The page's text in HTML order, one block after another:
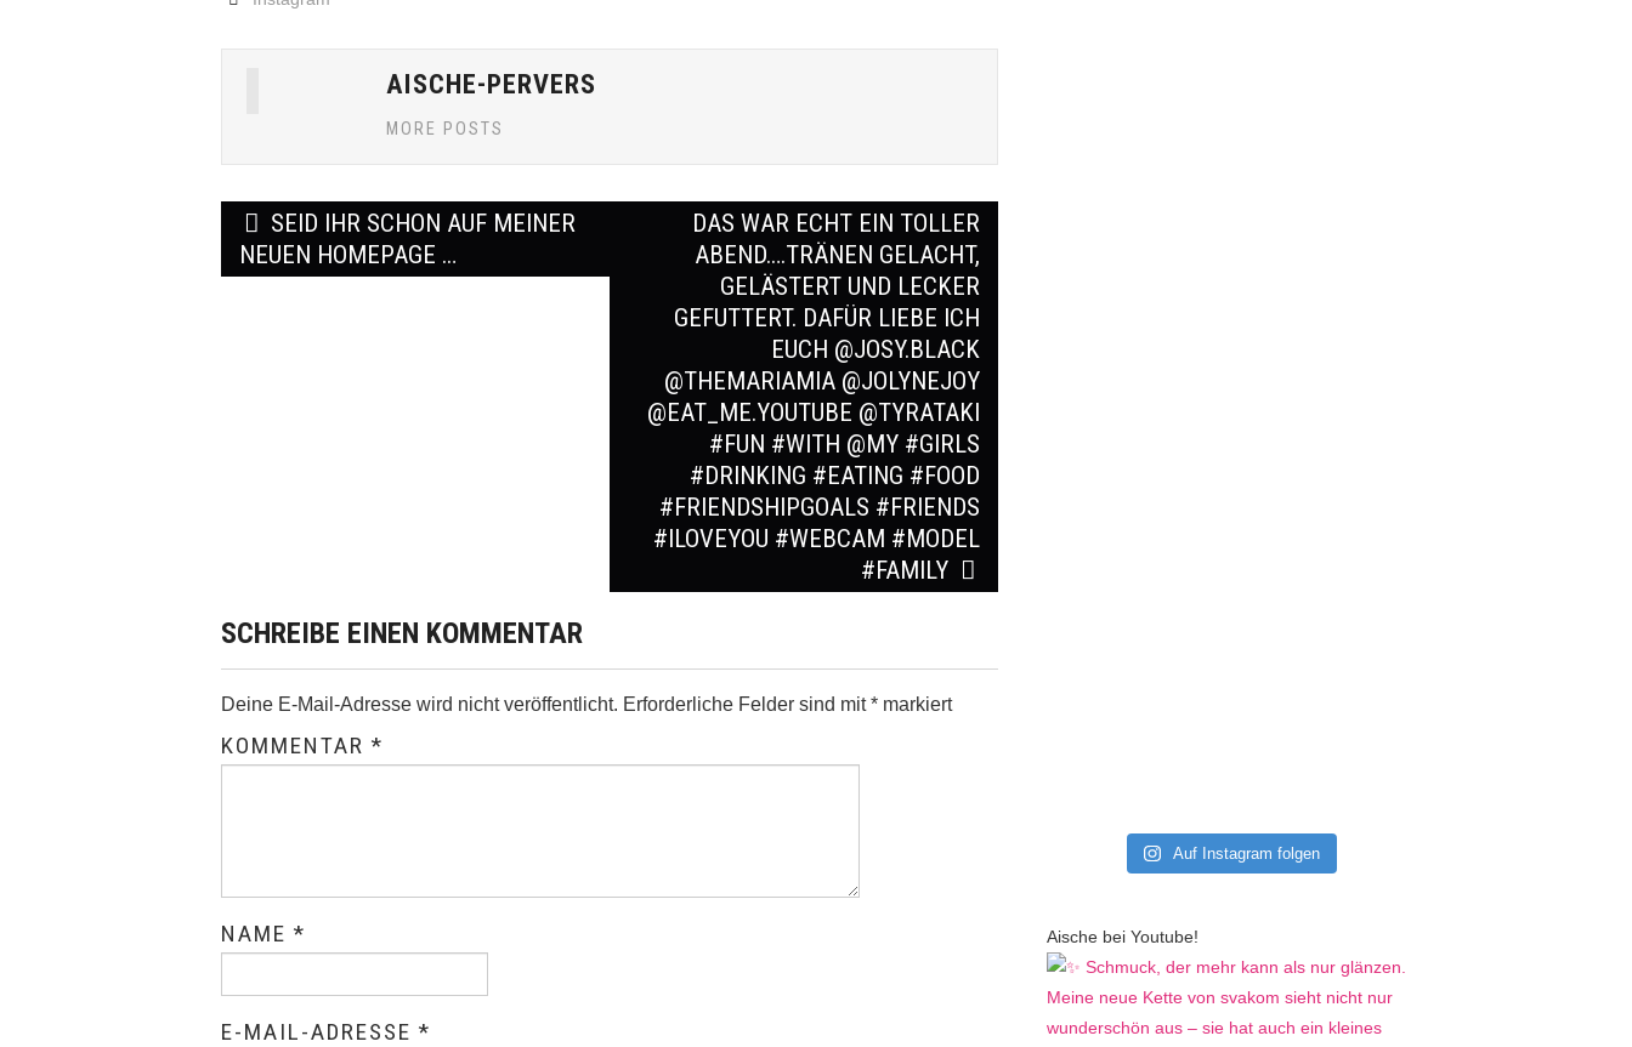
AISCHE-PERVERS
MORE POSTS
Post
navigation
SEID IHR SCHON AUF MEINER
NEUEN HOMEPAGE …
DAS WAR ECHT EIN TOLLER
ABEND….TRÄNEN GELACHT,
GELÄSTERT UND LECKER
GEFUTTERT. DAFÜR LIEBE ICH
EUCH @JOSY.BLACK
@THEMARIAMIA @JOLYNEJOY
@EAT_ME.YOUTUBE @TYRATAKI
#FUN #WITH @MY #GIRLS
#DRINKING #EATING #FOOD
#FRIENDSHIPGOALS #FRIENDS
#ILOVEYOU #WEBCAM #MODEL
#FAMILY
SCHREIBE EINEN KOMMENTAR
Deine E-Mail-Adresse wird nicht veröffentlicht. Erforderliche Felder sind mit* markiert
KOMMENTAR *
NAME *
E-MAIL-ADRESSE *
Auf Instagram folgen
Aische bei Youtube!